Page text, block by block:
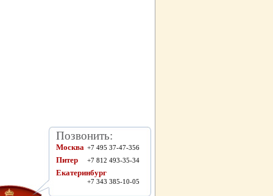
Позвонить:
Москва +7 495 37-47-356
Питер +7 812 493-35-34
Екатеринбург
+7 343 385-10-05